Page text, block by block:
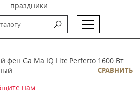
праздники
фен Ga.Ma IQ Lite Perfetto 1600 Вт
СРАВНИТЬ
нам